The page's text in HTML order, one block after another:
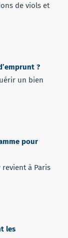
de viols et
?
un bien
pour
revient à Paris
les